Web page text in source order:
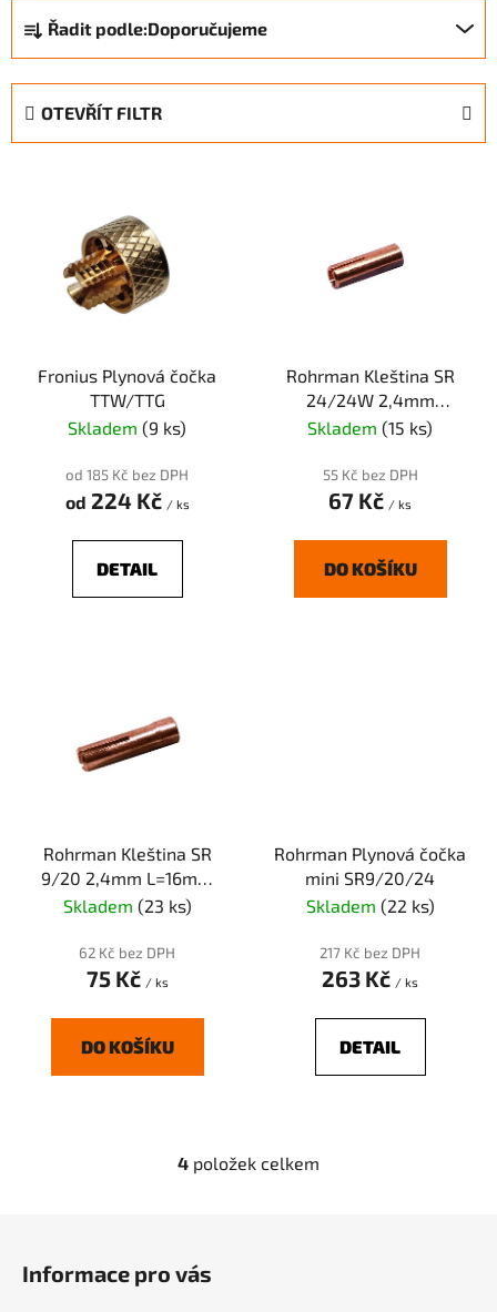
a
z
Řadit podle:Doporučujeme
OTEVŘÍT FILTR
Fronius Plynová čočka
TTW/TTG
Skladem (9 ks)
od 185 Kč bez DPH
od 224 Kč / ks
DETAIL
Rohrman Kleština SR
24/24W 2,4mm
L=12mm (čočka mini)
Skladem (15 ks)
55 Kč bez DPH
67 Kč / ks
DO KOŠÍKU
Rohrman Kleština SR
9/20 2,4mm L=16mm
(čočka mini)
Skladem (23 ks)
62 Kč bez DPH
75 Kč / ks
DO KOŠÍKU
Rohrman Plynová čočka
mini SR9/20/24
Skladem (22 ks)
217 Kč bez DPH
263 Kč / ks
DETAIL
O
4 položek celkem
Informace pro vás